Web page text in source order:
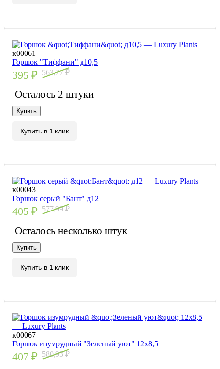
к00061
Горшок "Тиффани" д10,5
395 ₽ 563,77₽
Осталось 2 штуки
Купить
Купить в 1 клик
к00043
Горшок серый "Бант" д12
405 ₽ 577,99₽
Осталось несколько штук
Купить
Купить в 1 клик
к00067
Горшок изумрудный "Зеленый уют" 12х8,5
407 ₽ 580,93₽